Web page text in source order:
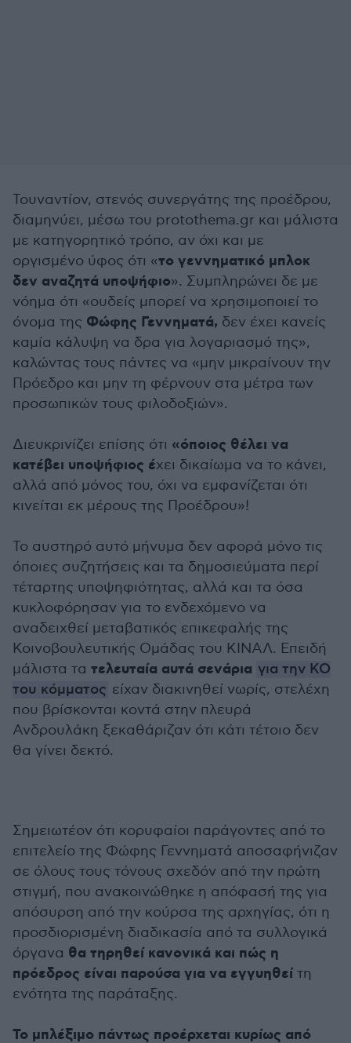
Τουναντίον, στενός συνεργάτης της προέδρου,
διαμηνύει, μέσω του protothema.gr και μάλιστα
με κατηγορητικό τρόπο, αν όχι και με
οργισμένο ύφος ότι «το γεννηματικό μπλοκ
δεν αναζητά υποψήφιο». Συμπληρώνει δε με
νόημα ότι «ουδείς μπορεί να χρησιμοποιεί το
όνομα της Φώφης Γεννηματά, δεν έχει κανείς
καμία κάλυψη να δρα για λογαριασμό της»,
καλώντας τους πάντες να «μην μικραίνουν την
Πρόεδρο και μην τη φέρνουν στα μέτρα των
προσωπικών τους φιλοδοξιών».
Διευκρινίζει επίσης ότι «όποιος θέλει να
κατέβει υποψήφιος έχει δικαίωμα να το κάνει,
αλλά από μόνος του, όχι να εμφανίζεται ότι
κινείται εκ μέρους της Προέδρου»!
Το αυστηρό αυτό μήνυμα δεν αφορά μόνο τις
όποιες συζητήσεις και τα δημοσιεύματα περί
τέταρτης υποψηφιότητας, αλλά και τα όσα
κυκλοφόρησαν για το ενδεχόμενο να
αναδειχθεί μεταβατικός επικεφαλής της
Κοινοβουλευτικής Ομάδας του ΚΙΝΑΛ. Επειδή
μάλιστα τα τελευταία αυτά σενάρια για την ΚΟ
του κόμματος είχαν διακινηθεί νωρίς, στελέχη
που βρίσκονται κοντά στην πλευρά
Ανδρουλάκη ξεκαθάριζαν ότι κάτι τέτοιο δεν
θα γίνει δεκτό.
Σημειωτέον ότι κορυφαίοι παράγοντες από το
επιτελείο της Φώφης Γεννηματά αποσαφήνιζαν
σε όλους τους τόνους σχεδόν από την πρώτη
στιγμή, που ανακοινώθηκε η απόφασή της για
απόσυρση από την κούρσα της αρχηγίας, ότι η
προσδιορισμένη διαδικασία από τα συλλογικά
όργανα θα τηρηθεί κανονικά και πώς η
πρόεδρος είναι παρούσα για να εγγυηθείτη
ενότητα της παράταξης.
Το μπλέξιμο πάντως προέρχεται κυρίως από